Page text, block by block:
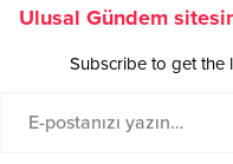
Ulusal Gündem
Subscribe to get the